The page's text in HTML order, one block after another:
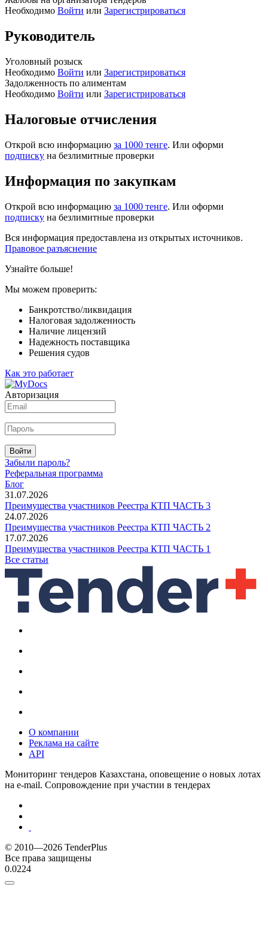
Необходимо Войти или Зарегистрироваться
Руководитель
Уголовный розыск
Необходимо Войти или Зарегистрироваться
Задолженность по алиментам
Необходимо Войти или Зарегистрироваться
Налоговые отчисления
Открой всю информацию за 1000 тенге. Или оформи
подписку на безлимитные проверки
Информация по закупкам
Открой всю информацию за 1000 тенге. Или оформи
подписку на безлимитные проверки
Вся информация предоставлена из открытых источников.
Правовое разъяснение
Узнайте больше!
Мы можем проверить:
Банкротство/ликвидация
Налоговая задолженность
Наличие лицензий
Надежность поставщика
Решения судов
Как это работает
Авторизация
Войти
Забыли пароль?
Реферальная программа
Блог
31.07.2026
Преимущества участников Реестра КТП ЧАСТЬ 3
24.07.2026
Преимущества участников Реестра КТП ЧАСТЬ 2
17.07.2026
Преимущества участников Реестра КТП ЧАСТЬ 1
Все статьи
О компании
Реклама на сайте
API
Мониторинг тендеров Казахстана, оповещение о новых лотах
на e-mail. Сопровождение при участии в тендерах
© 2010—2026 TenderPlus
Все права защищены
0.0224